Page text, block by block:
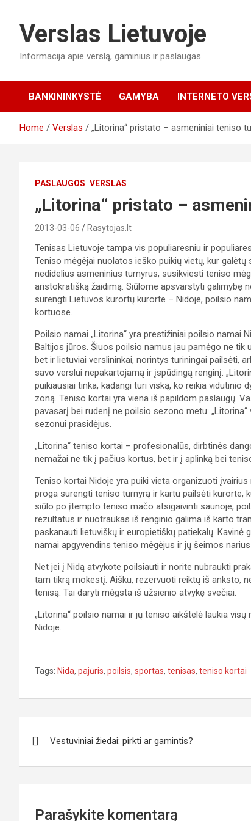
contentVerslas Lietuvoje
Informacija apie verslą, gaminius ir paslaugas
BANKININKYSTĖ GAMYBA INTERNETO
Home Verslas „Litorina“ pristato – asmeniniai teniso
PASLAUGOS VERSLAS
„Litorina“ pristato –
2013-03-06 Rasytojas.lt
Tenisas Lietuvoje tampa vis populiaresniu ir
Teniso mėgėjai nuolatos ieško puikių vietų, kur galėtų
nedidelius asmeninius turnyrus, susikviesti teniso
aristokratišką žaidimą. Siūlome apsvarstyti galimybę
surengti Lietuvos kurortų kurorte – Nidoje, poilsio
kortuose.
Poilsio namai „Litorina“ yra prestižiniai poilsio namai
Baltijos jūros. Šiuos poilsio namus jau pamėgo ne tik
bet ir lietuviai verslininkai, norintys turiningai pailsėti,
savo verslui nepakartojamą ir įspūdingą renginį.
puikiausiai tinka, kadangi turi viską, ko reikia vidutinio
zoną. Teniso kortai yra viena iš papildom paslaugų.
pavasarį bei rudenį ne poilsio sezono metu.
sezonui prasidėjus.
„Litorina“ teniso kortai – profesionalūs, dirbtinės
nemažai ne tik į pačius kortus, bet ir į aplinką bei
Teniso kortai Nidoje yra puiki vieta organizuoti
proga surengti teniso turnyrą ir kartu pailsėti kurorte,
siūlo po įtempto teniso mačo atsigaivinti saunoje,
rezultatus ir nuotraukas iš renginio galima iš karto
paskanauti lietuviškų ir europietiškų patiekalų.
namai apgyvendins teniso mėgėjus ir jų šeimos
Net jei į Nidą atvykote poilsiauti ir norite nubraukti
tam tikrą mokestį. Aišku, rezervuoti reiktų iš anksto,
tenisą. Tai daryti mėgsta iš užsienio atvykę svečiai.
„Litorina“ poilsio namai ir jų teniso aikštelė laukia
Nidoje.
Tags: Nida, pajūris, poilsis, sportas, tenisas, teniso kortai
tarp
Vestuviniai žiedai: pirkti ar gamintis?
Parašykite komentarą